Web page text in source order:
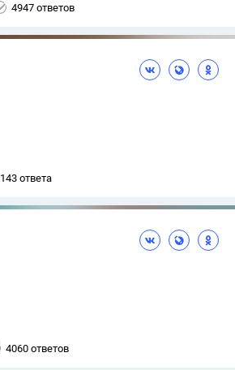
4947 ответов
143 ответа
4060 ответов